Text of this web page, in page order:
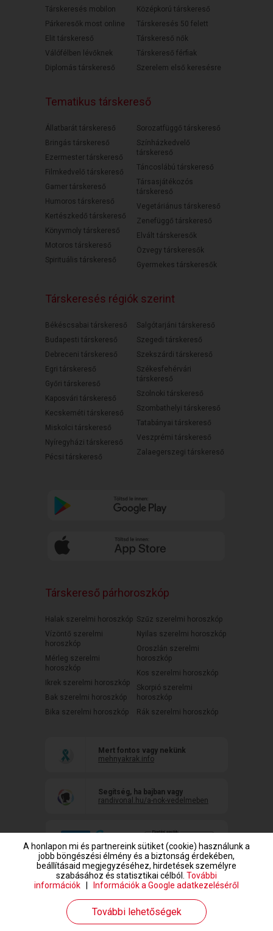
Társkeresés mobilon
Párkeresők most online
Elit társkereső
Válófélben lévőknek
Diplomás társkereső
Középkorú társkereső
Társkeresés 50 felett
Társkereső nők
Társkereső férfiak
Szerelem első keresésre
Tematikus társkereső
Állatbarát társkereső
Bringás társkereső
Ezermester társkereső
Filmkedvelő társkereső
Gamer társkereső
Humoros társkereső
Kertészkedő társkereső
Könyvmoly társkereső
Motoros társkereső
Spirituális társkereső
Sorozatfüggő társkereső
Színházkedvelő
társkereső
Táncoslábú társkereső
Társasjátékozós
társkereső
Vegetáriánus társkereső
Zenefüggő társkereső
Elvált társkeresők
Özvegy társkeresők
Gyermekes társkeresők
Társkeresés régiók szerint
Békéscsabai társkereső
Budapesti társkereső
Debreceni társkereső
Egri társkereső
Győri társkereső
Kaposvári társkereső
Kecskeméti társkereső
Miskolci társkereső
Nyíregyházi társkereső
Pécsi társkereső
Salgótarjáni társkereső
Szegedi társkereső
Szekszárdi társkereső
Székesfehérvári
társkereső
Szolnoki társkereső
Szombathelyi társkereső
Tatabányai társkereső
Veszprémi társkereső
Zalaegerszegi társkereső
Társkereső párhoroszkóp
Halak szerelmi horoszkóp
Vízöntő szerelmi
horoszkóp
Mérleg szerelmi
horoszkóp
Ikrek szerelmi horoszkóp
Bak szerelmi horoszkóp
Bika szerelmi horoszkóp
Szűz szerelmi horoszkóp
Nyilas szerelmi horoszkóp
Oroszlán szerelmi
horoszkóp
Kos szerelmi horoszkóp
Skorpió szerelmi
horoszkóp
Rák szerelmi horoszkóp
Mert fontos vagy nekünk
mehnyakrak.info
Segítség, ha bajban vagy
randivonal.hu/a-nok-vedelmeben
www.randivonal.hu © Copyright 1999-2026 Dating Central Europe Zrt.
A honlapon mi és partnereink sütiket (cookie) használunk a
jobb böngészési élmény és a biztonság érdekében,
beállításaid megjegyzéséhez, hirdetések személyre
szabásához és statisztikai célból. További
információk
Információk a Google adatkezeléséről
További lehetőségek